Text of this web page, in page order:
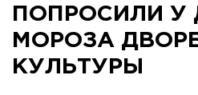
ПОПРОСИЛИ У
МОРОЗА
КУЛЬТУРЫ